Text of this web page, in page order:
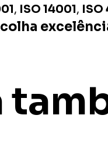
, ISO 14001, ISO